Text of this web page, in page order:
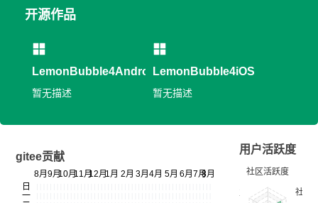
开源作品
LemonBubble4Android
暂无描述
LemonBubble4iOS
暂无描述
gitee贡献
用户活跃度